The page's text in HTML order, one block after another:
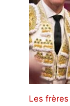
Les